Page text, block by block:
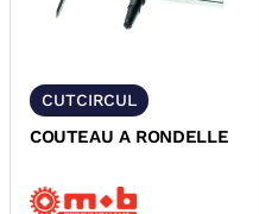
CUTCIRCUL
COUTEAU A RONDELLE